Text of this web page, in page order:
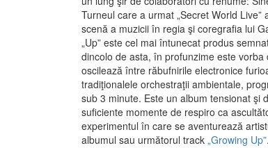
Turneul care a urmat „Secret World
scenă a muzicii în regia şi coregrafia lui
„Up” este cel mai întunecat produs
dincolo de asta, în profunzime este
oscilează între răbufnirile electronice
tradiţionalele orchestraţii ambientale,
sub 3 minute. Este un album tensionat şi
suficiente momente de respiro ca
experimentul în care se aventurează
albumul sau următorul track „Growing Up”